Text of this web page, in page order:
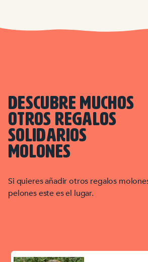
DESCUBRE MUCHOS
OTROS REGALOS
SOLIDARIOS
MOLONES
Si quieres añadir otros regalos
pelones este es el lugar.